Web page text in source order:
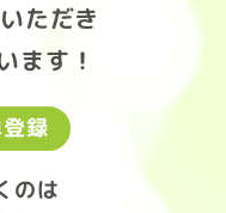
ただき
ます！
録
のは